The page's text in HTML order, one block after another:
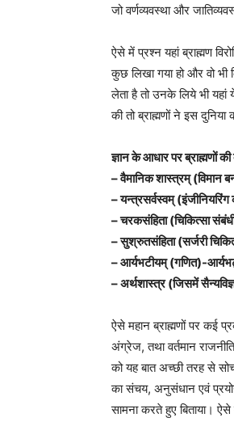
जो वर्णव्यवस्था और
ऐसे में प्रश्न यहां ब्राह्मण
कुछ लिखा गया हो और वो भी
लेता है तो उनके लिये भी यहां
की तो ब्राह्मणों ने इस
ज्ञान के आधार पर ब्राह्मणों
– वैमानिक शास्त्रम् (विमान
– यन्त्रसर्वस्वम्
– चरकसंहिता (चिकित्सा
– सुश्रुतसंहिता (सर्जरी
– आर्यभटीयम् (गणित)-
– अर्थशास्त्र (जिसमें
ऐसे महान ब्राह्मणों पर कई
अंग्रेज, तथा वर्तमान
को यह बात अच्छी तरह से
का संचय, अनुसंधान एवं
सामना करते हुए बिताया।